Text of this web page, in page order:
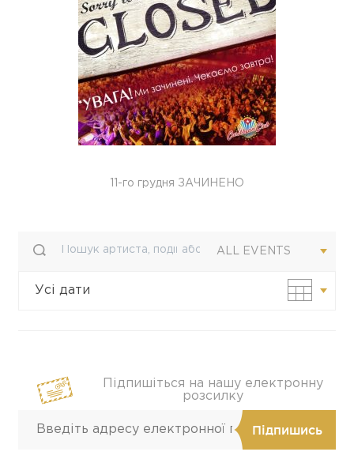
11-го грудня ЗАЧИНЕНО
ALL EVENTS
Усі дати
Своя дата
Підпишіться на нашу електронну
розсилку